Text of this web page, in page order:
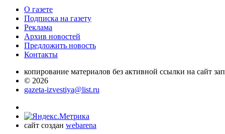
О газете
Подписка на газету
Реклама
Архив новостей
Предложить новость
Контакты
копирование материалов без активной ссылки на сайт
© 2026
gazeta-izvestiya@list.ru
сайт создан webarena